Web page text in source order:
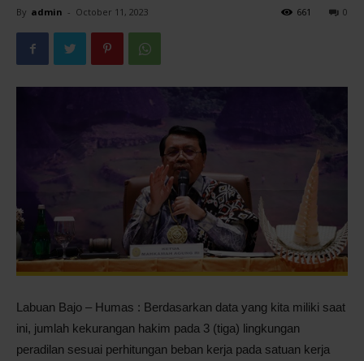
By admin - October 11, 2023 0
661
Labuan Bajo – Humas : Berdasarkan data yang kita miliki saat
ini, jumlah kekurangan hakim pada 3 (tiga) lingkungan
peradilan sesuai perhitungan beban kerja pada satuan kerja